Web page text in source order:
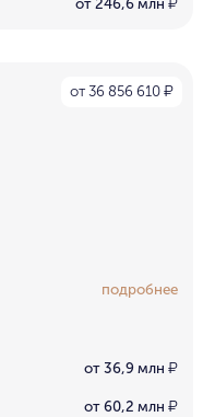
₽
от 36 856 610 ₽
подробнее
от 36,9 млн ₽
от 60,2 млн ₽